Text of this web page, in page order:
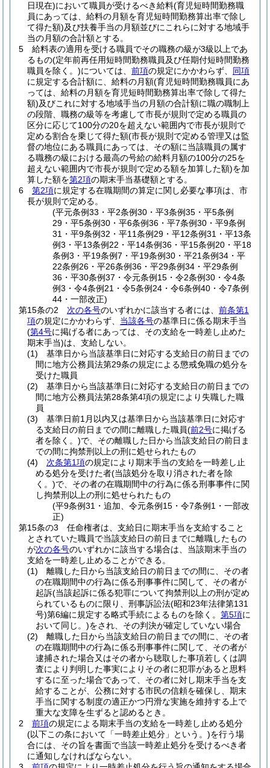
日現在)において職員が受けるべき給料(育児短時間勤務職
員にあっては、給料の月額を育児短時間勤務算出率で除し
て得た額)及び扶養手当の月額並びにこれらに対する地域手
当の月額の合計額とする。
5
給料表の適用を受ける職員でその職務の級が3級以上であ
るもの(定年前再任用短時間勤務職員及び任期付短時間勤務
職員を除く。)については、 前項の規定にかかわらず、 同項
に規定する合計額に、給料の月額(育児短時間勤務職員にあ
っては、給料の月額を育児短時間勤務算出率で除して得た
額)及びこれに対する地域手当の月額の合計額に職の職制上
の段階、職務の級等を考慮して市長が規則で定める職員の
区分に応じて100分の20を超えない範囲内で市長が規則で
定める割合を乗じて得た額(市長が規則で定める管理又は監
督の地位にある職員にあっては、その額に当該職員の属す
る職務の級における最高の号給の給料月額の100分の25を
超えない範囲内で市長が規則で定める額を加算した額)を加
算した額を第2項の期末手当基礎額とする。
6
第2項に規定する在職期間の算定に関し必要な事項は、市
長が規則で定める。
(平元条例33・平2条例30・平3条例35・平5条例
29・平5条例30・平6条例36・平7条例30・平9条例
31・平9条例32・平11条例29・平12条例31・平13条
例3・平13条例22・平14条例36・平15条例20・平18
条例3・平19条例7・平19条例30・平21条例34・平
22条例26・平26条例36・平29条例34・平29条例
36・平30条例37・令元条例15・令2条例30・令4条
例3・令4条例21・令5条例24・令6条例40・令7条例
44・一部改正)
第15条の2
次の各号のいずれかに該当する者には、 前条第1
項の規定にかかわらず、 当該各号の基準日に係る期末手当
(第4号に掲げる者にあっては、その支給を一時差し止めた
期末手当)は、支給しない。
(1)
基準日から当該基準日に対応する支給日の前日までの
間に地方公務員法第29条の規定による懲戒免職の処分を
受けた職員
(2)
基準日から当該基準日に対応する支給日の前日までの
間に地方公務員法第28条第4項の規定により失職した職
員
(3)
基準日前1月以内又は基準日から当該基準日に対応す
る支給日の前日までの間に離職した職員(前2号に掲げる
者を除く。)で、その離職した日から当該支給日の前日ま
での間に拘禁刑以上の刑に処せられたもの
(4)
次条第1項の規定により期末手当の支給を一時差し止
める処分を受けた者(当該処分を取り消された者を除
く。)で、その者の在職期間中の行為に係る刑事事件に関
し拘禁刑以上の刑に処せられたもの
(平9条例31・追加、令元条例15・令7条例1・一部改
正)
第15条の3
任命権者は、支給日に期末手当を支給すること
とされていた職員で当該支給日の前日までに離職したもの
が次の各号のいずれかに該当する場合は、当該期末手当の
支給を一時差し止めることができる。
(1)
離職した日から当該支給日の前日までの間に、その者
の在職期間中の行為に係る刑事事件に関して、その者が
起訴(当該起訴に係る犯罪について拘禁刑以上の刑が定め
られているものに限り、刑事訴訟法(昭和23年法律第131
号)第6編に規定する略式手続によるものを除く。 第5項に
おいて同じ。)をされ、その判決が確定していない場合
(2)
離職した日から当該支給日の前日までの間に、その者
の在職期間中の行為に係る刑事事件に関して、その者が
逮捕された場合又はその者から聴取した事項若しくは調
査により判明した事実によりその者に犯罪があると思料
するに至った場合であって、その者に対し期末手当を支
給することが、公務に対する市民の信頼を確保し、期末
手当に関する制度の適正かつ円滑な実施を維持する上で
重大な支障を生ずると認めるとき。
2
前項の規定による期末手当の支給を一時差し止める処分
(以下この条において「一時差止処分」という。)を行う場
合には、その旨を書面で当該一時差止処分を受けるべき者
に通知しなければならない。